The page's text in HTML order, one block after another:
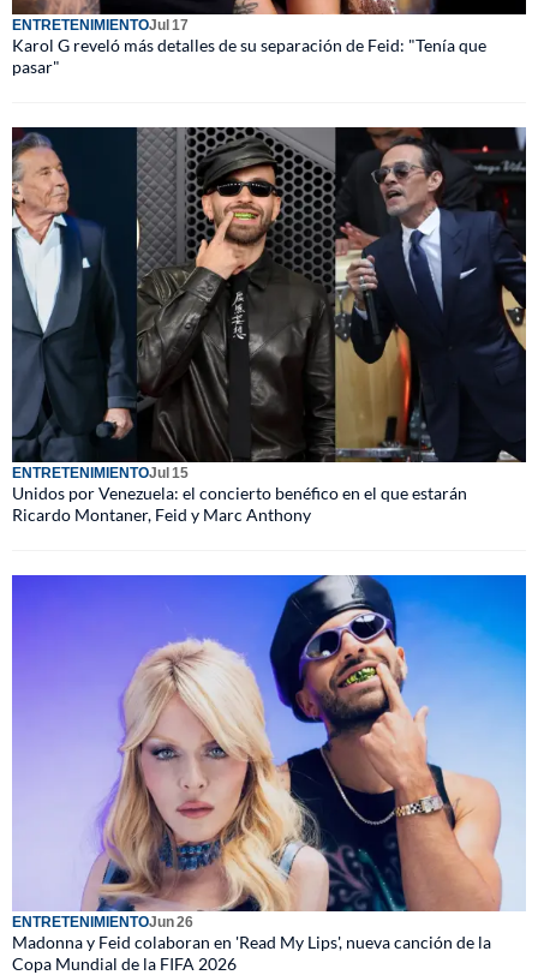
ENTRETENIMIENTOJul 17
Karol G reveló más detalles de su separación de Feid: "Tenía que
pasar"
ENTRETENIMIENTOJul 15
Unidos por Venezuela: el concierto benéfico en el que estarán
Ricardo Montaner, Feid y Marc Anthony
ENTRETENIMIENTOJun 26
Madonna y Feid colaboran en 'Read My Lips', nueva canción de la
Copa Mundial de la FIFA 2026